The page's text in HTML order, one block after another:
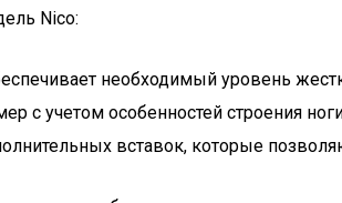
Nico:
необходимый уровень
с учетом особенностей строения
вставок, которые